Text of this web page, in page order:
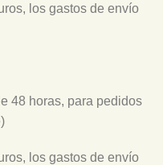
los gastos de envío
48 horas, para pedidos
los gastos de envío